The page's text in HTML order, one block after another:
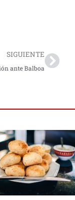
SIGUIENTE
ante Balboa